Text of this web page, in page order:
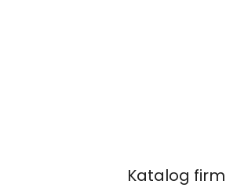
Katalog firm